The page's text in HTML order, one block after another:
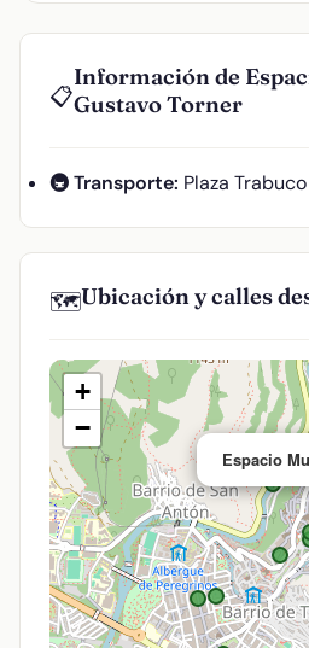
📋
Información de
Gustavo Torner
🚇 Transporte: Plaza
🗺️Ubicación y calles
Espacio
+
−